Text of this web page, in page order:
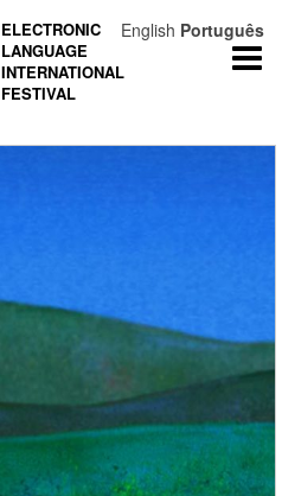
ELECTRONIC
LANGUAGE
INTERNATIONAL
FESTIVAL
English Português